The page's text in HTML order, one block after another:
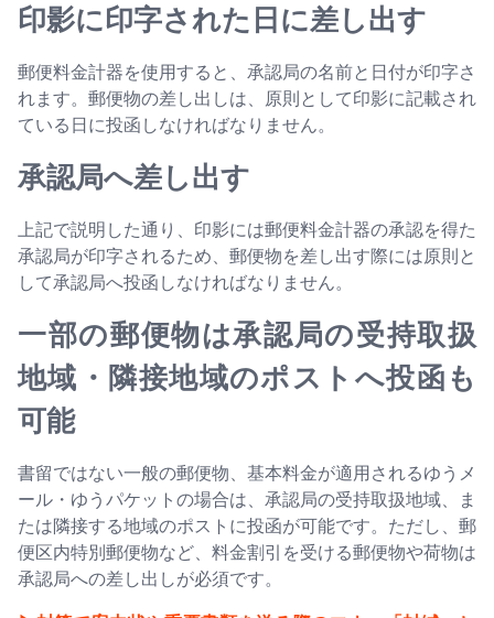
印影に印字された日に差し出す
郵便料金計器を使用すると、承認局の名前と日付が印字さ
れます。郵便物の差し出しは、原則として印影に記載され
ている日に投函しなければなりません。
承認局へ差し出す
上記で説明した通り、印影には郵便料金計器の承認を得た
承認局が印字されるため、郵便物を差し出す際には原則と
して承認局へ投函しなければなりません。
一部の郵便物は承認局の受持取扱
地域・隣接地域のポストへ投函も
可能
書留ではない一般の郵便物、基本料金が適用されるゆうメ
ール・ゆうパケットの場合は、承認局の受持取扱地域、ま
たは隣接する地域のポストに投函が可能です。ただし、郵
便区内特別郵便物など、料金割引を受ける郵便物や荷物は
承認局への差し出しが必須です。